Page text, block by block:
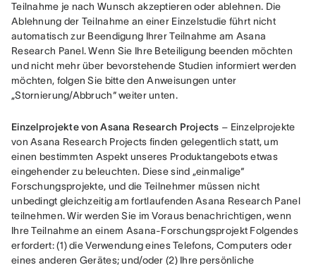
Teilnahme je nach Wunsch akzeptieren oder ablehnen. Die
Ablehnung der Teilnahme an einer Einzelstudie führt nicht
automatisch zur Beendigung Ihrer Teilnahme am Asana
Research Panel. Wenn Sie Ihre Beteiligung beenden möchten
und nicht mehr über bevorstehende Studien informiert werden
möchten, folgen Sie bitte den Anweisungen unter
„Stornierung/Abbruch“ weiter unten.
Einzelprojekte von Asana Research Projects – Einzelprojekte
von Asana Research Projects finden gelegentlich statt, um
einen bestimmten Aspekt unseres Produktangebots etwas
eingehender zu beleuchten. Diese sind „einmalige“
Forschungsprojekte, und die Teilnehmer müssen nicht
unbedingt gleichzeitig am fortlaufenden Asana Research Panel
teilnehmen. Wir werden Sie im Voraus benachrichtigen, wenn
Ihre Teilnahme an einem Asana-Forschungsprojekt Folgendes
erfordert: (1) die Verwendung eines Telefons, Computers oder
eines anderen Gerätes; und/oder (2) Ihre persönliche